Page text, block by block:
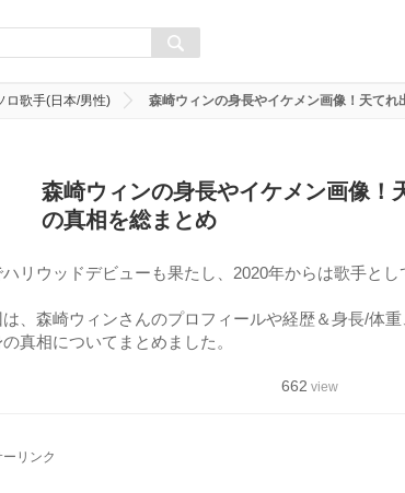
ロ歌手(日本/男性) 森崎ウィンの身長やイケメン画像！天て
森崎ウィンの身長やイケメン画像！
の真相を総まとめ
リウッドデビューも果たし、2020年からは歌手とし
、森崎ウィンさんのプロフィールや経歴＆身長/体
真相についてまとめました。
662 view
リンク